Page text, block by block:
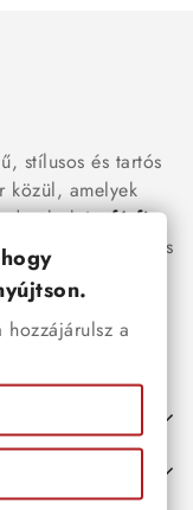
stílusos és tartós
közül, amelyek
darabok is:férfi
és
a
ékszerek közül
a